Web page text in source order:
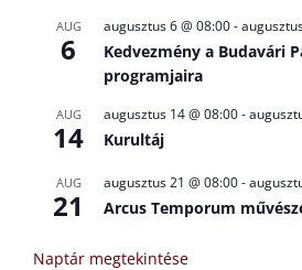
AUG
6
augusztus 6 @ 08:00-
Kedvezmény a Budavári
programjaira
AUG
14
augusztus 14 @ 08:00-
Kurultáj
AUG
21
augusztus 21 @ 08:00-
Arcus Temporum
Naptár megtekintése